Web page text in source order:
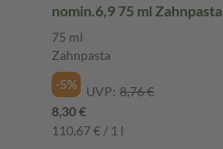
nomin.6,9 75 ml Zahnpasta
75 ml
Zahnpasta
-5%
UVP: 8,76 €
8,30 €
110,67 € / 1 l